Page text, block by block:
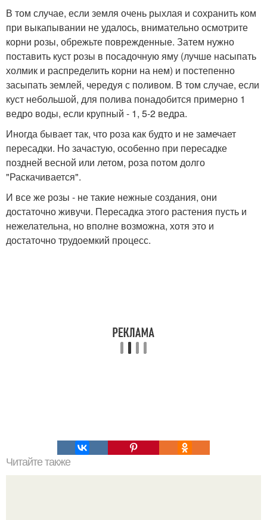
В том случае, если земля очень рыхлая и сохранить ком
при выкапывании не удалось, внимательно осмотрите
корни розы, обрежьте поврежденные. Затем нужно
поставить куст розы в посадочную яму (лучше насыпать
холмик и распределить корни на нем) и постепенно
засыпать землей, чередуя с поливом. В том случае, если
куст небольшой, для полива понадобится примерно 1
ведро воды, если крупный - 1, 5-2 ведра.
Иногда бывает так, что роза как будто и не замечает
пересадки. Но зачастую, особенно при пересадке
поздней весной или летом, роза потом долго
"Раскачивается".
И все же розы - не такие нежные создания, они
достаточно живучи. Пересадка этого растения пусть и
нежелательна, но вполне возможна, хотя это и
достаточно трудоемкий процесс.
Читайте также